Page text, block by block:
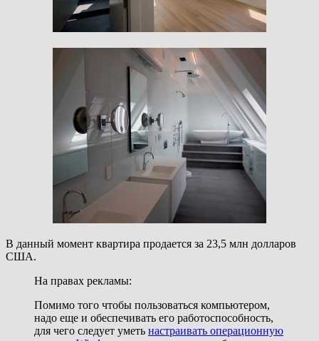
В данный момент квартира продается за 23,5 млн долларов
США.
На правах рекламы:
Помимо того чтобы пользоваться компьютером,
надо еще и обеспечивать его работоспособность,
для чего следует уметь настраивать операционную